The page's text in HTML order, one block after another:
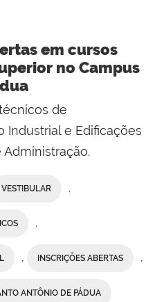
em cursos
no Campus
de
Industrial e Edificações
VESTIBULAR
INSCRIÇÕES ABERTAS
ANTÔNIO DE PÁDUA